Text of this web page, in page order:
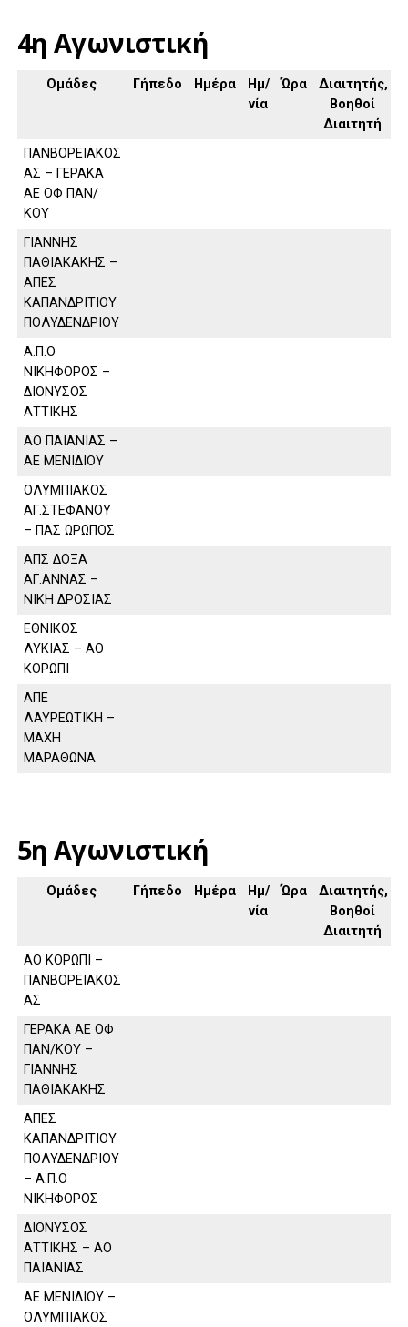
4η Αγωνιστική
Ομάδες Γήπεδο Ημέρα
Ημ/
νία
Ώρα
Διαιτητής,
Βοηθοί
Διαιτητή
ΠΑΝΒΟΡΕΙΑΚΟΣ
ΑΣ – ΓΕΡΑΚΑ
ΑΕ ΟΦ ΠΑΝ/
ΚΟΥ
ΓΙΑΝΝΗΣ
ΠΑΘΙΑΚΑΚΗΣ –
ΑΠΕΣ
ΚΑΠΑΝΔΡΙΤΙΟΥ
ΠΟΛΥΔΕΝΔΡΙΟΥ
Α.Π.Ο
ΝΙΚΗΦΟΡΟΣ –
ΔΙΟΝΥΣΟΣ
ΑΤΤΙΚΗΣ
ΑΟ ΠΑΙΑΝΙΑΣ –
ΑΕ ΜΕΝΙΔΙΟΥ
ΟΛΥΜΠΙΑΚΟΣ
ΑΓ.ΣΤΕΦΑΝΟΥ
– ΠΑΣ ΩΡΩΠΟΣ
ΑΠΣ ΔΟΞΑ
ΑΓ.ΑΝΝΑΣ –
ΝΙΚΗ ΔΡΟΣΙΑΣ
ΕΘΝΙΚΟΣ
ΛΥΚΙΑΣ – ΑΟ
ΚΟΡΩΠΙ
ΑΠΕ
ΛΑΥΡΕΩΤΙΚΗ –
ΜΑΧΗ
ΜΑΡΑΘΩΝΑ
5η Αγωνιστική
Ομάδες Γήπεδο Ημέρα
Ημ/
νία
Ώρα
Διαιτητής,
Βοηθοί
Διαιτητή
ΑΟ ΚΟΡΩΠΙ –
ΠΑΝΒΟΡΕΙΑΚΟΣ
ΑΣ
ΓΕΡΑΚΑ ΑΕ ΟΦ
ΠΑΝ/ΚΟΥ –
ΓΙΑΝΝΗΣ
ΠΑΘΙΑΚΑΚΗΣ
ΑΠΕΣ
ΚΑΠΑΝΔΡΙΤΙΟΥ
ΠΟΛΥΔΕΝΔΡΙΟΥ
– Α.Π.Ο
ΝΙΚΗΦΟΡΟΣ
ΔΙΟΝΥΣΟΣ
ΑΤΤΙΚΗΣ – ΑΟ
ΠΑΙΑΝΙΑΣ
ΑΕ ΜΕΝΙΔΙΟΥ –
ΟΛΥΜΠΙΑΚΟΣ